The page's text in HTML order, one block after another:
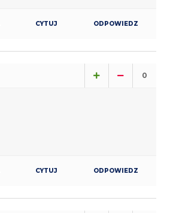
CYTUJ ODPOWIEDZ
0
CYTUJ ODPOWIEDZ